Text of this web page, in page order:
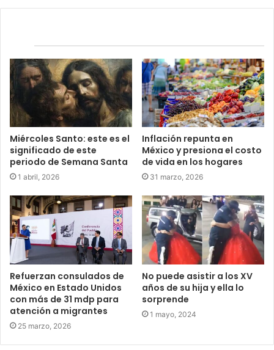
Miércoles Santo: este es el
significado de este
periodo de Semana Santa
1 abril, 2026
Inflación repunta en
México y presiona el costo
de vida en los hogares
31 marzo, 2026
Refuerzan consulados de
México en Estado Unidos
con más de 31 mdp para
atención a migrantes
25 marzo, 2026
No puede asistir a los XV
años de su hija y ella lo
sorprende
1 mayo, 2024